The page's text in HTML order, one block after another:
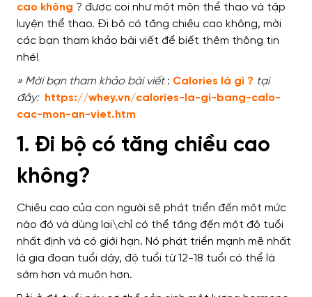
cao không ? được coi như một môn thể thao và tập
luyện thể thao. Đi bộ có tăng chiều cao không, mời
các bạn tham khảo bài viết để biết thêm thông tin
nhé!
» Mời bạn tham khảo bài viết: Calories là gì ? tại
đây: https://whey.vn/calories-la-gi-bang-calo-
cac-mon-an-viet.htm
1. Đi bộ có tăng chiều cao
không?
Chiều cao của con người sẽ phát triển đến một mức
nào đó và dùng lại\chỉ có thể tăng đến một độ tuổi
nhất định và có giới hạn. Nó phát triển mạnh mẽ nhất
là gia đoạn tuổi dậy, độ tuổi từ 12-18 tuổi có thể là
sớm hơn và muộn hơn.